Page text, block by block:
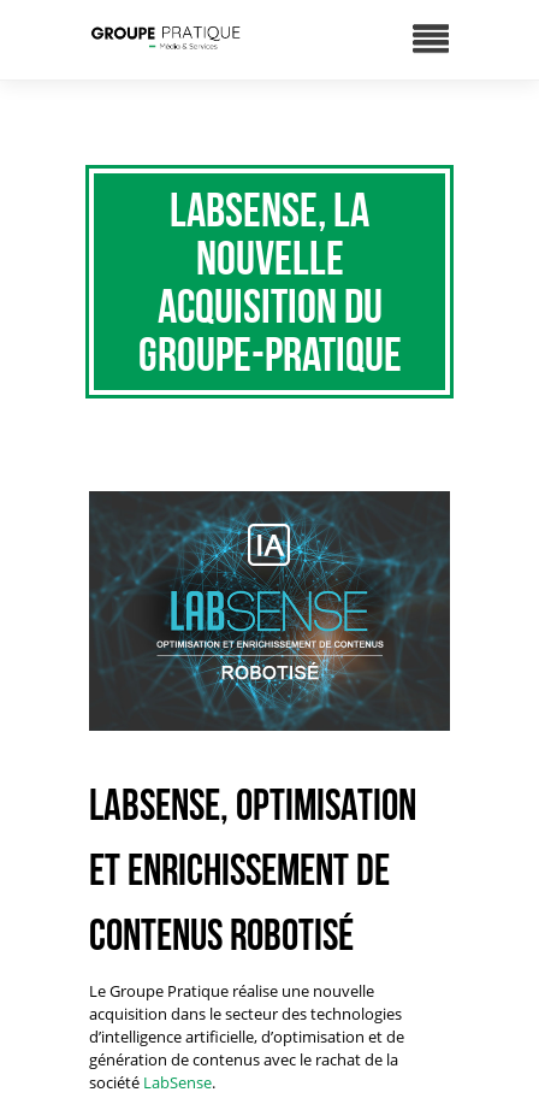
Labsense, la
nouvelle
acquisition du
Groupe-Pratique
LabSense, optimisation
et enrichissement de
contenus robotisé
Le Groupe Pratique réalise une nouvelle
acquisition dans le secteur des technologies
d’intelligence artificielle, d’optimisation et de
génération de contenus avec le rachat de la
société LabSense.